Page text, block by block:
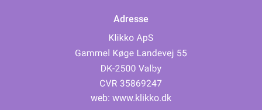
Adresse
web: www.klikko.dk